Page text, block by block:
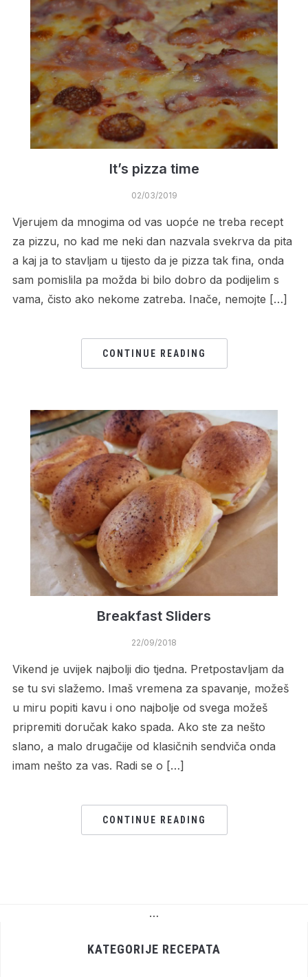
It’s pizza time
02/03/2019
Vjerujem da mnogima od vas uopće ne treba recept
za pizzu, no kad me neki dan nazvala svekrva da pita
a kaj ja to stavljam u tijesto da je pizza tak fina, onda
sam pomislila pa možda bi bilo dobro da podijelim s
vama, čisto ako nekome zatreba. Inače, nemojte […]
CONTINUE READING
Breakfast Sliders
22/09/2018
Vikend je uvijek najbolji dio tjedna. Pretpostavljam da
se tu svi slažemo. Imaš vremena za spavanje, možeš
u miru popiti kavu i ono najbolje od svega možeš
pripremiti doručak kako spada. Ako ste za nešto
slano, a malo drugačije od klasičnih sendviča onda
imam nešto za vas. Radi se o […]
CONTINUE READING
…
KATEGORIJE RECEPATA